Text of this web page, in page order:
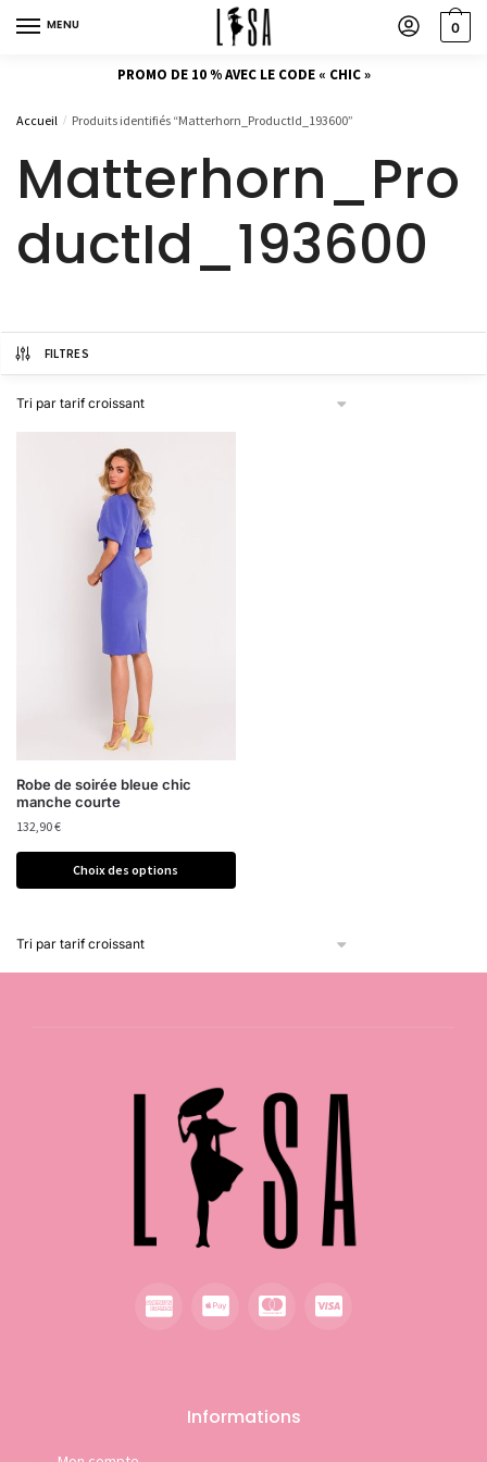
MENU 0
PROMO DE 10 % AVEC LE CODE « CHIC »
Accueil / Produits identifiés “Matterhorn_ProductId_193600”
Matterhorn_Pro
ductId_193600
FILTRES
Robe de soirée bleue chic
manche courte
132,90€
Choix des options
Informations